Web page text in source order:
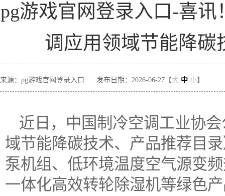
pg游戏官网登录入口-喜
调应用领域节能降碳
来源：pg游戏官网登录入口 发布日期：2026-06-27【大 中 小】
近日，中国制冷空调工业协
域节能降碳技术、产品推荐目
泵机组、低环境温度空气源变
一体化高效转轮除湿机等绿色